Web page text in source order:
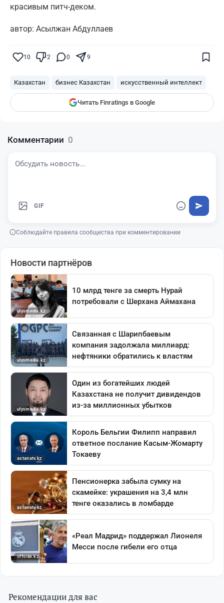
красивым питч-деком.
автор: Асылжан Абдуллаев
10 2 0 9
Казахстан бизнес Казахстан искусственный интеллект
Читать Finratings в Google
показываться вам
Комментарии 0
GIF
Соблюдайте правила сообщества при комментировании
Рекомендации для вас